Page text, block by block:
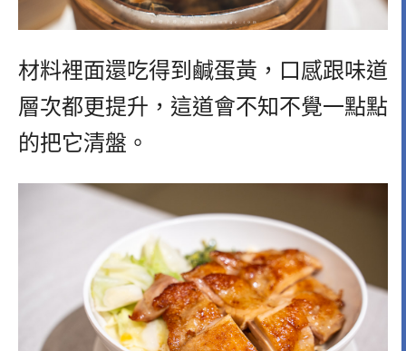
材料裡面還吃得到鹹蛋黃，口感跟味道
層次都更提升，這道會不知不覺一點點
的把它清盤。